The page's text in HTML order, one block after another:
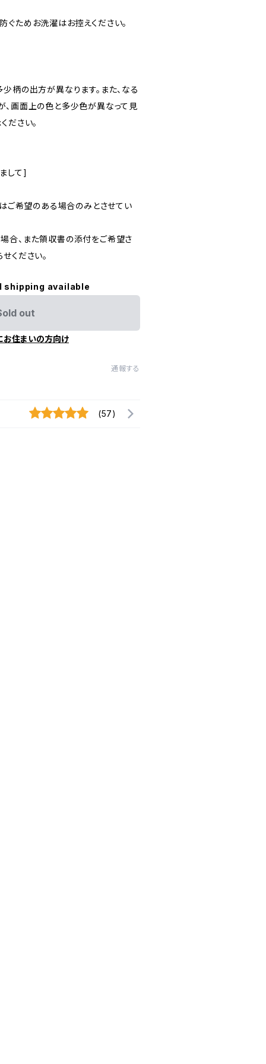
ためお洗濯はお控えください。
柄の出方が異なります。また、なる
、画面上の色と多少色が異なって見
ださい。
して]
ご希望のある場合のみとさせてい
合、また領収書の添付をご希望さ
ください。
shipping available
out
お住まいの方向け
通報する
(57)